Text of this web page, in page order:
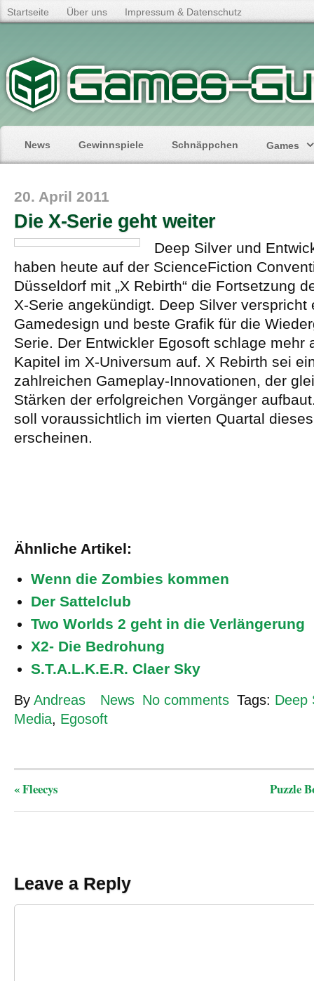
Startseite Über uns Impressum & Datenschutz
News Gewinnspiele Schnäppchen Games
20. April 2011
Die X-Serie geht weiter
Deep Silver und
haben heute auf der ScienceFiction
Düsseldorf mit „X Rebirth“ die Fortsetzung
X-Serie angekündigt. Deep Silver verspricht
Gamedesign und beste Grafik für die
Serie. Der Entwickler Egosoft schlage mehr
Kapitel im X-Universum auf. X Rebirth sei
zahlreichen Gameplay-Innovationen, der
Stärken der erfolgreichen Vorgänger
soll voraussichtlich im vierten Quartal
erscheinen.
Ähnliche Artikel:
Wenn die Zombies kommen
Der Sattelclub
Two Worlds 2 geht in die Verlängerung
X2- Die Bedrohung
S.T.A.L.K.E.R. Claer Sky
By Andreas News No comments Tags: Deep
Media, Egosoft
«Fleecys Puzzle
Leave a Reply